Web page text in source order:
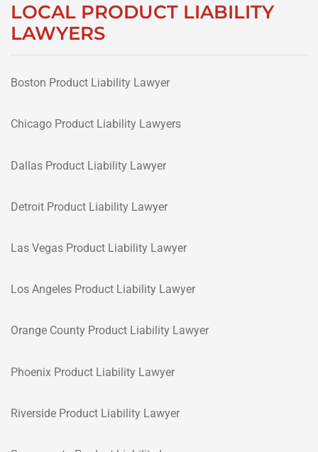
LOCAL PRODUCT LIABILITY
LAWYERS
Boston Product Liability Lawyer
Chicago Product Liability Lawyers
Dallas Product Liability Lawyer
Detroit Product Liability Lawyer
Las Vegas Product Liability Lawyer
Los Angeles Product Liability Lawyer
Orange County Product Liability Lawyer
Phoenix Product Liability Lawyer
Riverside Product Liability Lawyer